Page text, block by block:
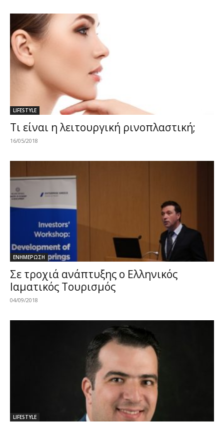
LIFESTYLE
Τι είναι η λειτουργική ρινοπλαστική;
16/05/2018
ΕΝΗΜΕΡΩΣΗ
Σε τροχιά ανάπτυξης ο Ελληνικός
Ιαματικός Τουρισμός
04/09/2018
LIFESTYLE